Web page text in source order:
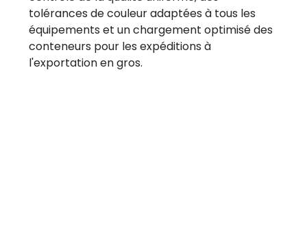
tolérances de couleur adaptées à tous les
équipements et un chargement optimisé des
conteneurs pour les expéditions à
l'exportation en gros.